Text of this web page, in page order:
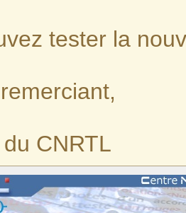
tester la
CNRTL